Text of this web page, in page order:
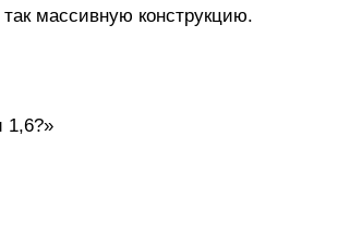
массивную конструкцию.
1,6?»